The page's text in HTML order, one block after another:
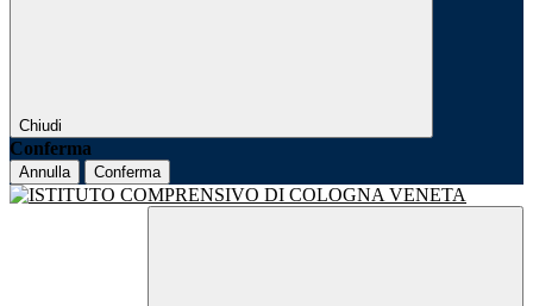
Chiudi
Conferma
Annulla Conferma